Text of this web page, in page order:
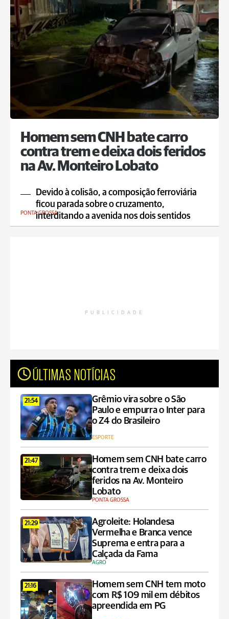
Homem sem CNH bate carro
contra trem e deixa dois feridos
na Av. Monteiro Lobato
Devido à colisão, a composição ferroviária
ficou parada sobre o cruzamento,
interditando a avenida nos dois sentidos
PONTA GROSSA
PUBLICIDADE
ÚLTIMAS NOTÍCIAS
21:54
Grêmio vira sobre o São
Paulo e empurra o Inter para
o Z4 do Brasileiro
ESPORTE
21:47
Homem sem CNH bate carro
contra trem e deixa dois
feridos na Av. Monteiro
Lobato
PONTA GROSSA
21:29
Agroleite: Holandesa
Vermelha e Branca vence
Suprema e entra para a
Calçada da Fama
AGRO
21:16
Homem sem CNH tem moto
com R$ 109 mil em débitos
apreendida em PG